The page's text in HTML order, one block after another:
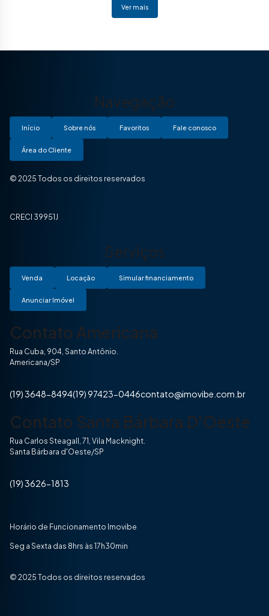
Navegação
Início Sobre nós Favoritos Fale conosco
Área do Cliente
© 2025 Todos os direitos reservados
CRECI 39951J
Serviços
Venda Locação Simular financiamento
Anunciar Imóvel
Contato Americana
Rua Cuba, 904, Santo Antônio.
Americana/SP
(19) 3648-8494(19) 97423-0446contato@imovibe.com.br
Contato Santa Bárbara D'Oeste
Rua Carlos Steagall, 71, Vila Macknight.
Santa Bárbara d'Oeste/SP
(19) 3626-1813
Horário de Funcionamento Imovibe
Seg a Sexta das 8hrs às 17h30min
© 2025 Todos os direitos reservados